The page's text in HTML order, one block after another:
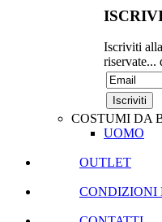
Iscriviti
riservate...
COSTUMI DA
UOMO
OUTLET
CONDIZIONI